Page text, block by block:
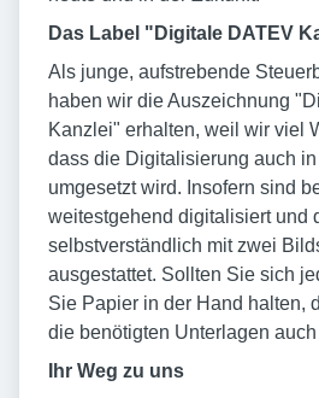
Das Label "Digitale DATEV
Als junge, aufstrebende
haben wir die Auszeichnung
Kanzlei" erhalten, weil wir viel
dass die Digitalisierung auch
umgesetzt wird. Insofern sind
weitestgehend digitalisiert und
selbstverständlich mit zwei
ausgestattet. Sollten Sie sich
Sie Papier in der Hand halten,
die benötigten Unterlagen
Ihr Weg zu uns